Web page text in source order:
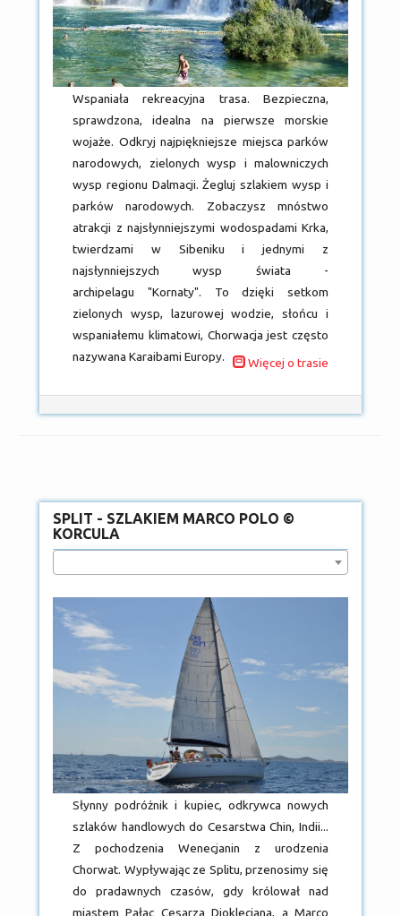
Wspaniała rekreacyjna trasa. Bezpieczna,
sprawdzona, idealna na pierwsze morskie
wojaże. Odkryj najpiękniejsze miejsca parków
narodowych, zielonych wysp i malowniczych
wysp regionu Dalmacji. Żegluj szlakiem wysp i
parków narodowych. Zobaczysz mnóstwo
atrakcji z najsłynniejszymi wodospadami Krka,
twierdzami w Sibeniku i jednymi z
najsłynniejszych wysp świata -
archipelagu "Kornaty". To dzięki setkom
zielonych wysp, lazurowej wodzie, słońcu i
wspaniałemu klimatowi, Chorwacja jest często
nazywana Karaibami Europy.
Więcej o trasie
SPLIT - SZLAKIEM MARCO POLO ©
KORCULA
Słynny podróżnik i kupiec, odkrywca nowych
szlaków handlowych do Cesarstwa Chin, Indii...
Z pochodzenia Wenecjanin z urodzenia
Chorwat. Wypływając ze Splitu, przenosimy się
do pradawnych czasów, gdy królował nad
miastem Pałac Cesarza Dioklecjana, a Marco